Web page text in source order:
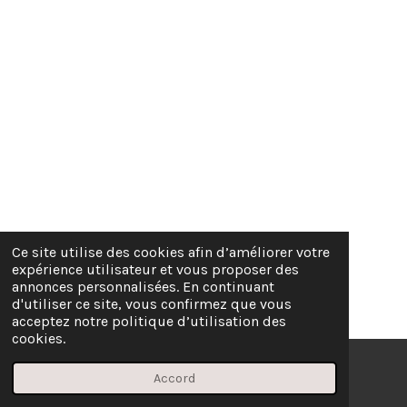
Ce site utilise des cookies afin d’améliorer votre
expérience utilisateur et vous proposer des
annonces personnalisées. En continuant
d'utiliser ce site, vous confirmez que vous
acceptez notre politique d’utilisation des
cookies.
AccordE-mail